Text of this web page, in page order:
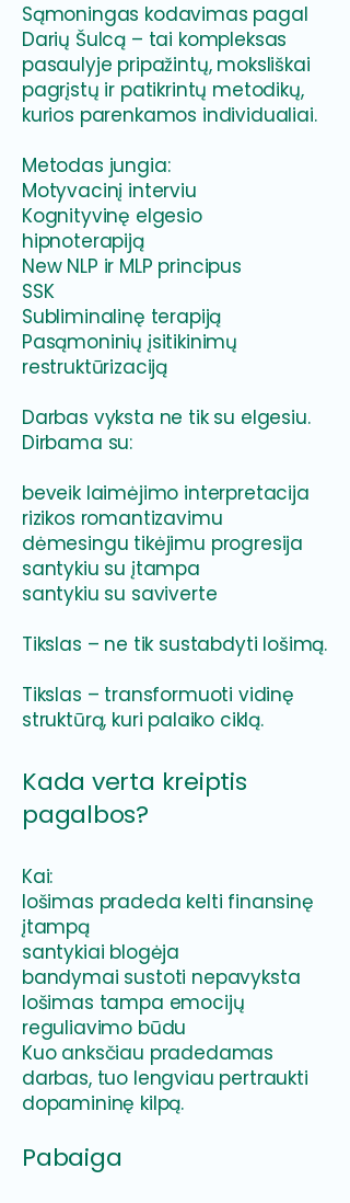
Sąmoningas kodavimas pagal
Darių Šulcą – tai kompleksas
pasaulyje pripažintų, moksliškai
pagrįstų ir patikrintų metodikų,
kurios parenkamos individualiai.
Metodas jungia:
Motyvacinį interviu
Kognityvinę elgesio
hipnoterapiją
New NLP ir MLP principus
SSK
Subliminalinę terapiją
Pasąmoninių įsitikinimų
restruktūrizaciją
Darbas vyksta ne tik su elgesiu.
Dirbama su:
beveik laimėjimo interpretacija
rizikos romantizavimu
dėmesingu tikėjimu progresija
santykiu su įtampa
santykiu su saviverte
Tikslas – ne tik sustabdyti lošimą.
Tikslas – transformuoti vidinę
struktūrą, kuri palaiko ciklą.
Kada verta kreiptis
pagalbos?
Kai:
lošimas pradeda kelti finansinę
įtampą
santykiai blogėja
bandymai sustoti nepavyksta
lošimas tampa emocijų
reguliavimo būdu
Kuo anksčiau pradedamas
darbas, tuo lengviau pertraukti
dopamininę kilpą.
Pabaiga